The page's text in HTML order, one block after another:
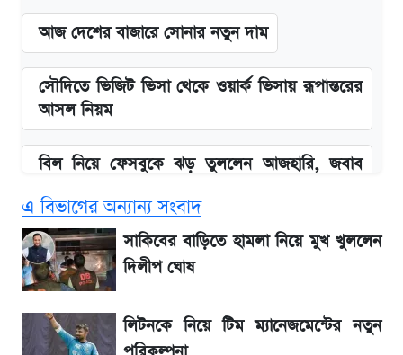
আজ দেশের বাজারে সোনার নতুন দাম
সৌদিতে ভিজিট ভিসা থেকে ওয়ার্ক ভিসায় রূপান্তরের
আসল নিয়ম
বিল নিয়ে ফেসবুকে ঝড় তুললেন আজহারি, জবাব
আগামী ৪ দিনের আবহাওয়া নিয়ে বড় সতর্কবার্তা
বাংলাদেশ নিয়ে যা বললেন সজীব ওয়াজেদ জয়
লিটনকে নিয়ে টিম ম্যানেজমেন্টের নতুন পরিকল্পনা
এ বিভাগের অন্যান্য সংবাদ
সাকিবের বাড়িতে হামলা নিয়ে মুখ খুললেন
দিলীপ ঘোষ
লিটনকে নিয়ে টিম ম্যানেজমেন্টের নতুন